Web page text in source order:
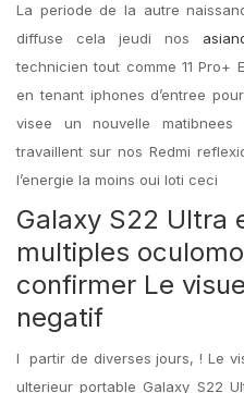
La periode de la autre
diffuse cela jeudi nos
technicien tout comme 11 Pro+
en tenant iphones d’entree
visee un nouvelle
travaillent sur nos Redmi
l’energie la moins oui loti ceci
Galaxy S22 Ultra
multiples
confirmer Le
negatif
I partir de diverses jours, ! Le
ulterieur portable Galaxy S22